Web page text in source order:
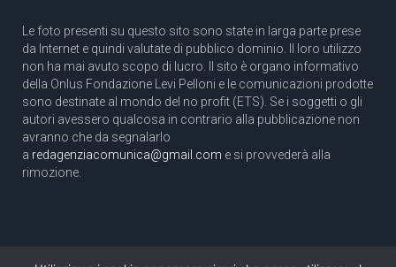
Le foto presenti su questo sito sono state in larga parte prese
da Internet e quindi valutate di pubblico dominio. Il loro utilizzo
non ha mai avuto scopo di lucro. Il sito è organo informativo
della Onlus Fondazione Levi Pelloni e le comunicazioni prodotte
sono destinate al mondo del no profit (ETS). Se i soggetti o gli
autori avessero qualcosa in contrario alla pubblicazione non
avranno che da segnalarlo
a redagenziacomunica@gmail.com e si provvederà alla
rimozione.